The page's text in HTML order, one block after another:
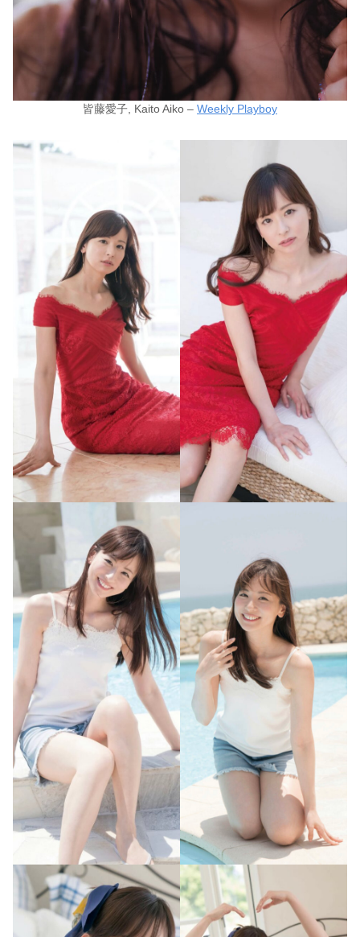
皆藤愛子, Kaito Aiko – Weekly Playboy